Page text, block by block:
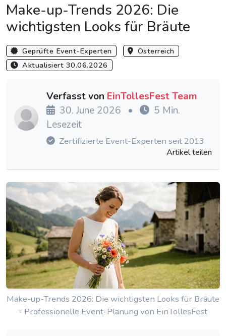
Make-up-Trends 2026: Die
wichtigsten Looks für Bräute
Geprüfte Event-Experten
Österreich
Aktualisiert 30.06.2026
Verfasst von EinTollesFest Team
30. June 2026
•
5 Min.
Lesezeit
Zertifizierte Event-Experten seit 2013
Artikel teilen
Make-up-Trends 2026: Die wichtigsten Looks für Bräute
- Professionelle Event-Planung von EinTollesFest